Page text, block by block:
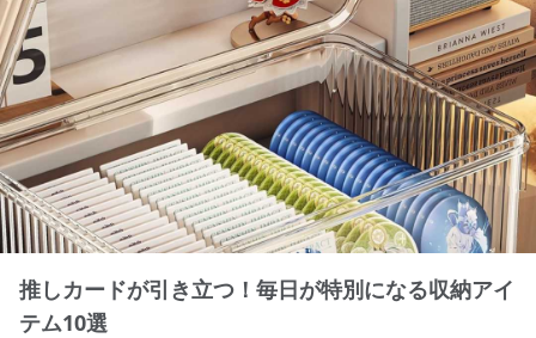
推しカードが引き立つ！毎日が特別になる収納アイ
テム10選